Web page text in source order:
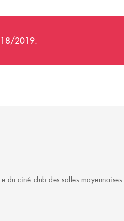
2019.
du ciné-club des salles mayennaises.